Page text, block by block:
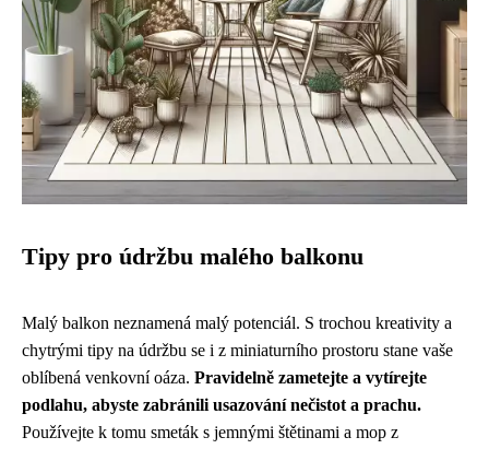
Tipy pro údržbu malého balkonu
Malý balkon neznamená malý potenciál. S trochou kreativity a
chytrými tipy na údržbu se i z miniaturního prostoru stane vaše
oblíbená venkovní oáza. Pravidelně zametejte a vytírejte
podlahu, abyste zabránili usazování nečistot a prachu.
Používejte k tomu smeták s jemnými štětinami a mop z